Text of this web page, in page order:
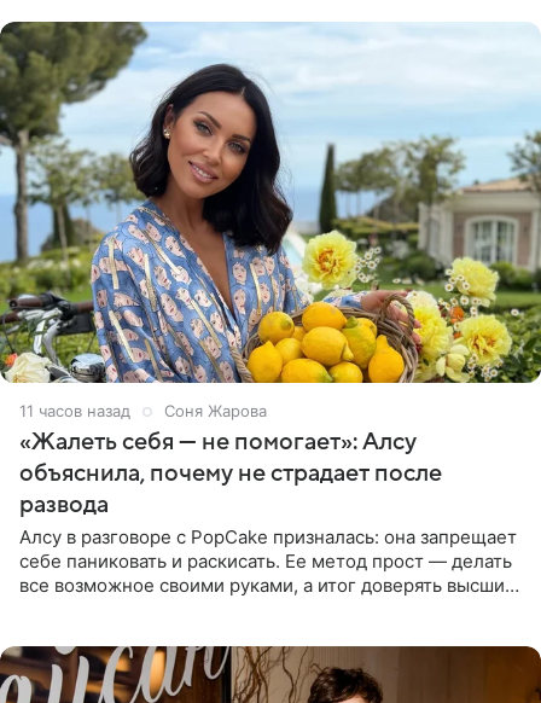
11 часов назад Соня Жарова
«Жалеть себя — не помогает»: Алсу
объяснила, почему не страдает после
развода
Алсу в разговоре с PopCake призналась: она запрещает
себе паниковать и раскисать. Ее метод прост — делать
все возможное своими руками, а итог доверять высшим